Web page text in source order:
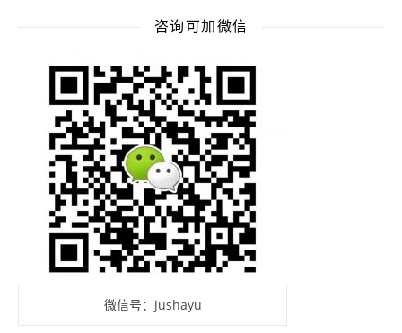
咨询可加微信
微信号：jushayu